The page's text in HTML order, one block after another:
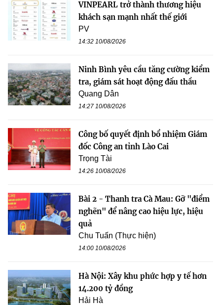
VINPEARL trở thành thương hiệu
khách sạn mạnh nhất thế giới
PV
14:32 10/08/2026
Ninh Bình yêu cầu tăng cường kiểm
tra, giám sát hoạt động đấu thầu
Quang Dân
14:27 10/08/2026
Công bố quyết định bổ nhiệm Giám
đốc Công an tỉnh Lào Cai
Trọng Tài
14:26 10/08/2026
Bài 2 - Thanh tra Cà Mau: Gỡ "điểm
nghẽn" để nâng cao hiệu lực, hiệu
quả
Chu Tuấn (Thực hiện)
14:00 10/08/2026
Hà Nội: Xây khu phức hợp y tế hơn
14.200 tỷ đồng
Hải Hà